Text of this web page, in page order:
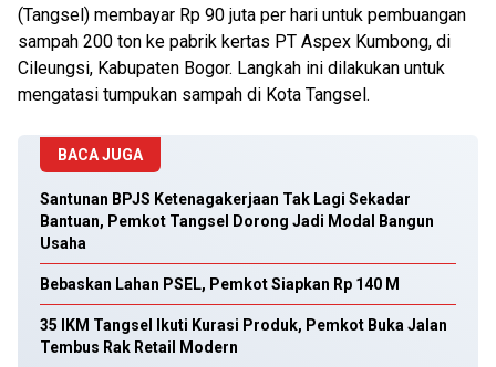
(Tangsel) membayar Rp 90 juta per hari untuk pembuangan
sampah 200 ton ke pabrik kertas PT Aspex Kumbong, di
Cileungsi, Kabupaten Bogor. Langkah ini dilakukan untuk
mengatasi tumpukan sampah di Kota Tangsel.
BACA JUGA
Santunan BPJS Ketenagakerjaan Tak Lagi Sekadar
Bantuan, Pemkot Tangsel Dorong Jadi Modal Bangun
Usaha
Bebaskan Lahan PSEL, Pemkot Siapkan Rp 140 M
35 IKM Tangsel Ikuti Kurasi Produk, Pemkot Buka Jalan
Tembus Rak Retail Modern